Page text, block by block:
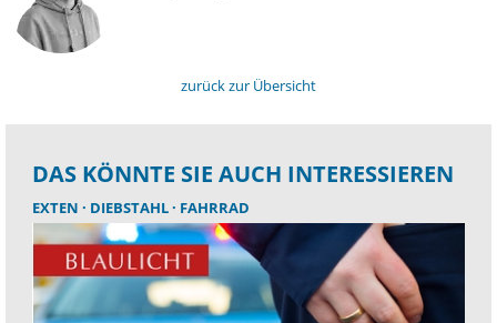
zurück zur Übersicht
DAS KÖNNTE SIE AUCH INTERESSIEREN
EXTEN DIEBSTAHL FAHRRAD